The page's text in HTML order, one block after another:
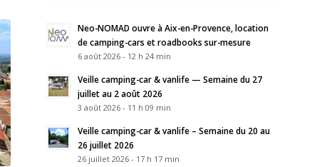
Neo-NOMAD ouvre à Aix-en-Provence, location
de camping-cars et roadbooks sur-mesure
6 août 2026 - 12 h 24 min
Veille camping-car & vanlife — Semaine du 27
juillet au 2 août 2026
3 août 2026 - 11 h 09 min
Veille camping-car & vanlife – Semaine du 20 au
26 juillet 2026
26 juillet 2026 - 17 h 17 min